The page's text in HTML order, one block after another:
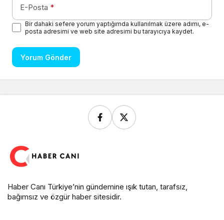
E-Posta *
Bir dahaki sefere yorum yaptığımda kullanılmak üzere adımı, e-
posta adresimi ve web site adresimi bu tarayıcıya kaydet.
Yorum Gönder
Haber Canı Türkiye’nin gündemine ışık tutan, tarafsız,
bağımsız ve özgür haber sitesidir.